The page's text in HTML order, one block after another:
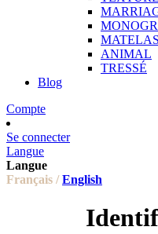
ANIMAL
TRESSÉ
Blog
Compte
Se connecter
Langue
Langue
Français / English